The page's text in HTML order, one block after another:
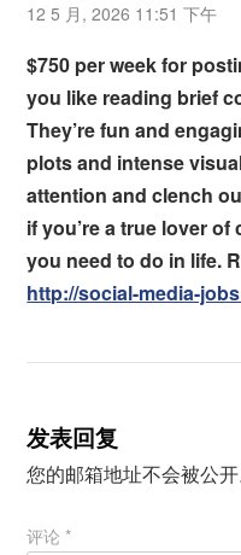
12 5 月, 2026 11:51 下午
$750 per week for
you like reading brief
They’re fun and
plots and intense
attention and clench
if you’re a true lover
you need to do in life.
http://social-media-
发表回复
您的邮箱地址不会被公开
评论*